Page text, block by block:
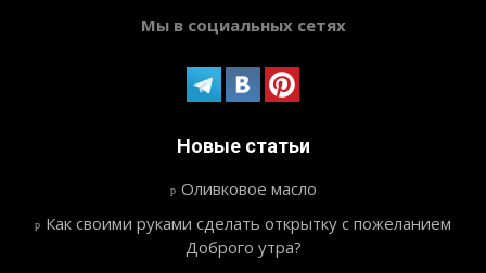
Мы в социальных сетях
Новые статьи
Оливковое масло
Как своими руками сделать открытку с пожеланием
Доброго утра?